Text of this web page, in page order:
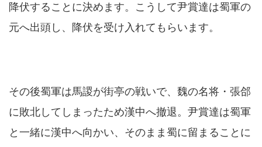
降伏することに決めます。こうして尹賞達は蜀軍の
元へ出頭し、降伏を受け入れてもらいます。
その後蜀軍は馬謖が街亭の戦いで、魏の名将・張郃
に敗北してしまったため漢中へ撤退。尹賞達は蜀軍
と一緒に漢中へ向かい、そのまま蜀に留まることに